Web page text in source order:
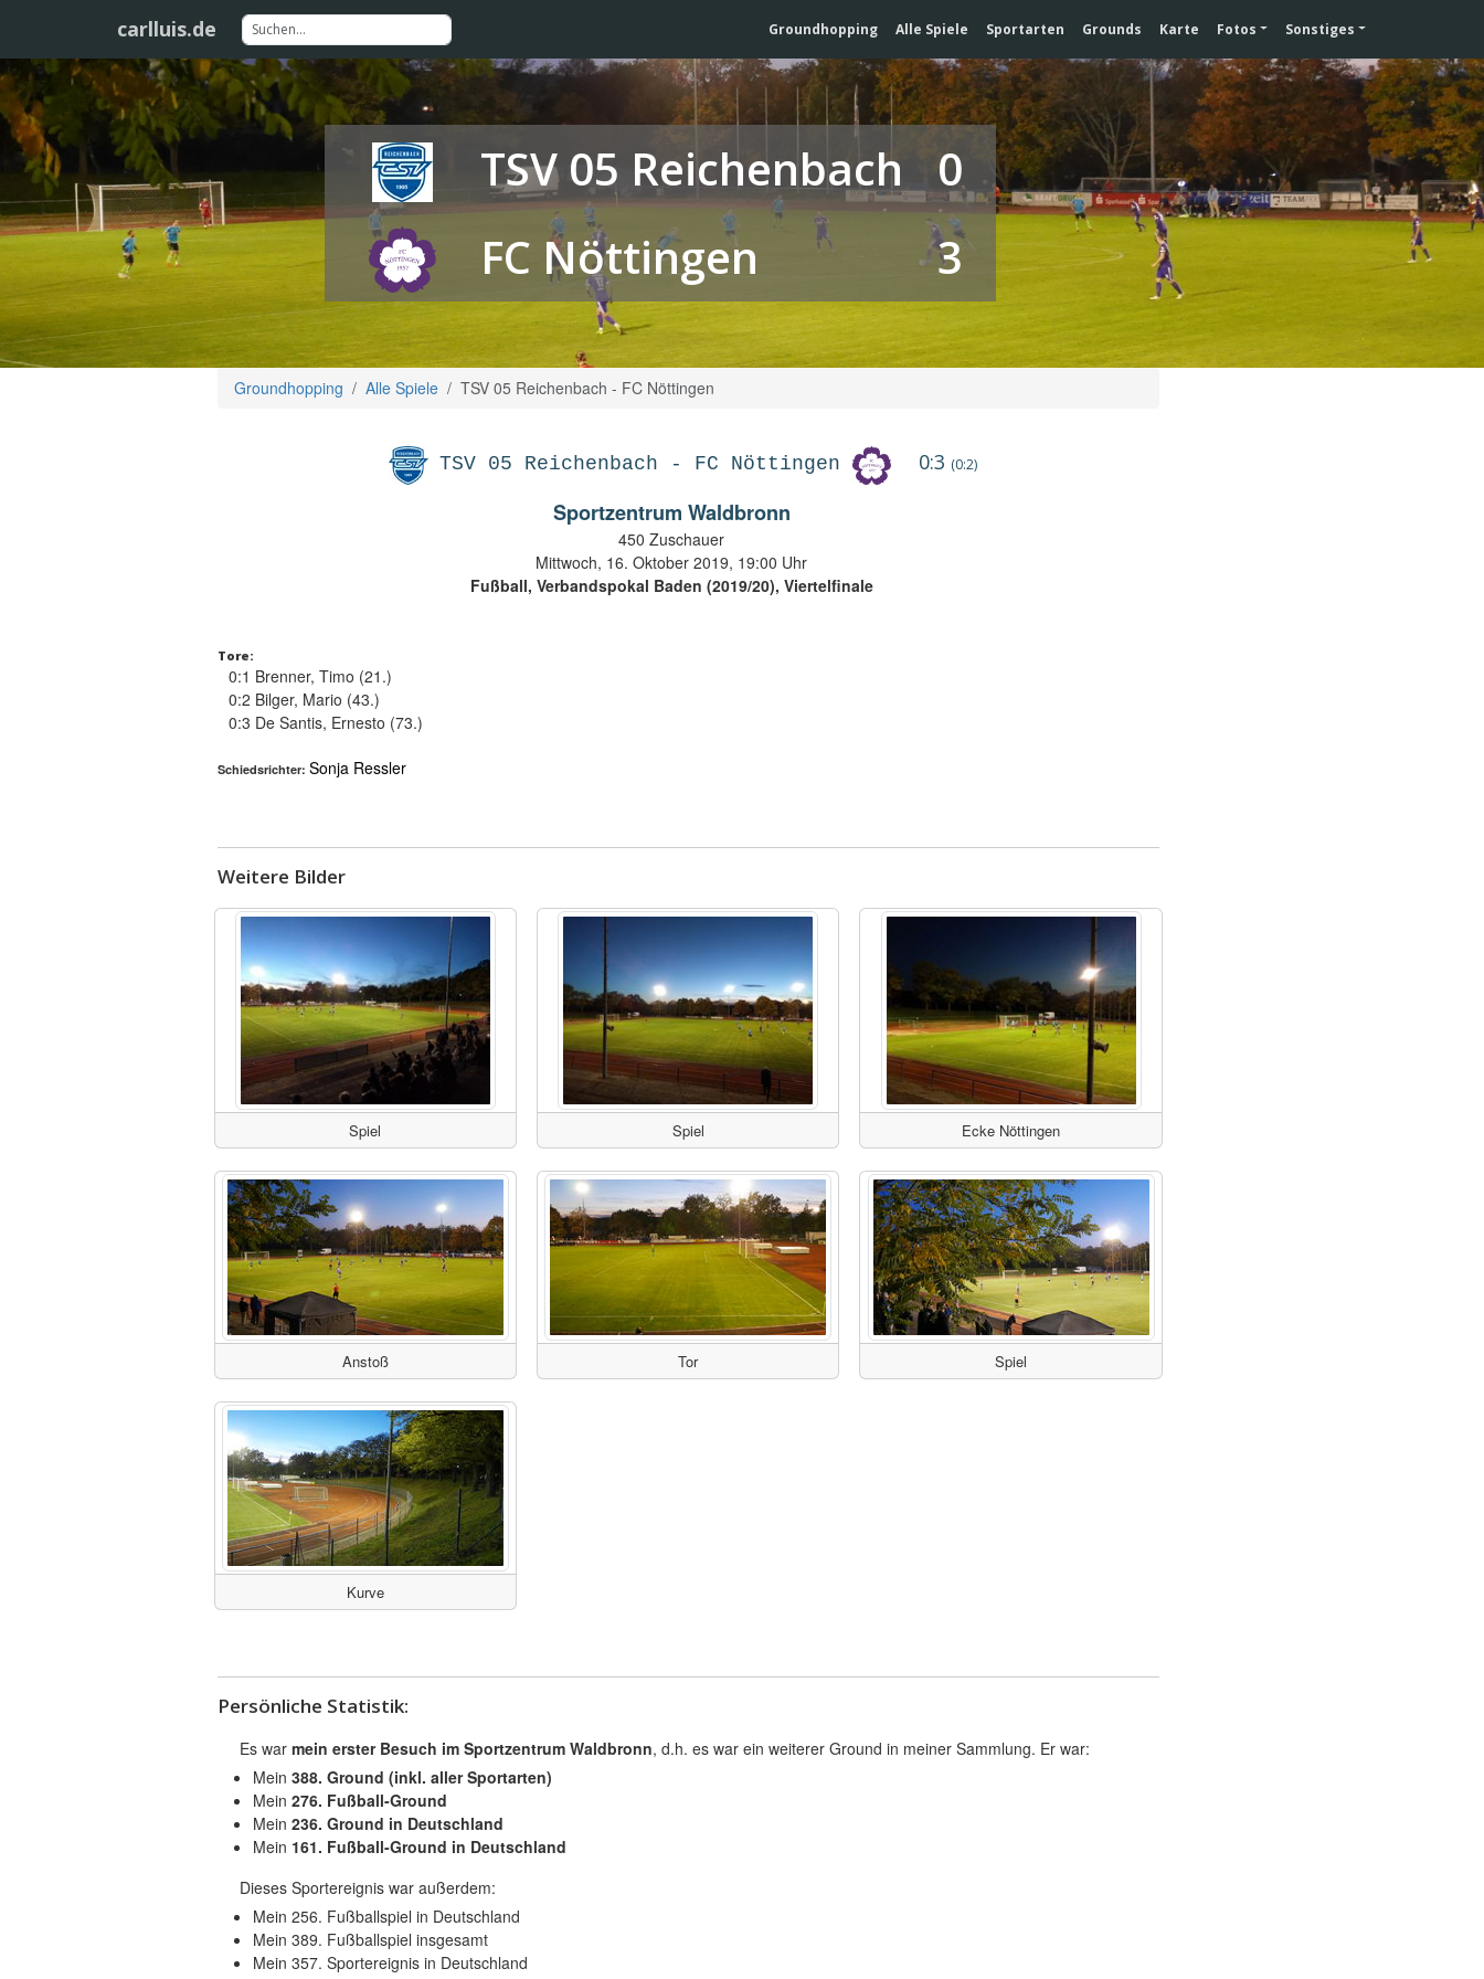
carlluis.de Groundhopping Alle Spiele Sportarten Grounds Karte Fotos Sonstiges
TSV 05 Reichenbach
0
FC Nöttingen
3
Groundhopping Alle Spiele TSV 05 Reichenbach - FC Nöttingen
TSV 05 Reichenbach - FC Nöttingen 0:3 (0:2)
Sportzentrum Waldbronn
450 Zuschauer
Mittwoch, 16. Oktober 2019, 19:00 Uhr
Fußball, Verbandspokal Baden (2019/20), Viertelfinale
Tore:
0:1 Brenner, Timo (21.)
0:2 Bilger, Mario (43.)
0:3 De Santis, Ernesto (73.)
Schiedsrichter: Sonja Ressler
Weitere Bilder
Spiel Spiel Ecke Nöttingen
Anstoß Tor Spiel
Kurve
Persönliche Statistik:
Es war mein erster Besuch im Sportzentrum Waldbronn, d.h. es war ein weiterer Ground in meiner Sammlung. Er war:
Mein 388. Ground (inkl. aller Sportarten)
Mein 276. Fußball-Ground
Mein 236. Ground in Deutschland
Mein 161. Fußball-Ground in Deutschland
Dieses Sportereignis war außerdem:
Mein 256. Fußballspiel in Deutschland
Mein 389. Fußballspiel insgesamt
Mein 357. Sportereignis in Deutschland